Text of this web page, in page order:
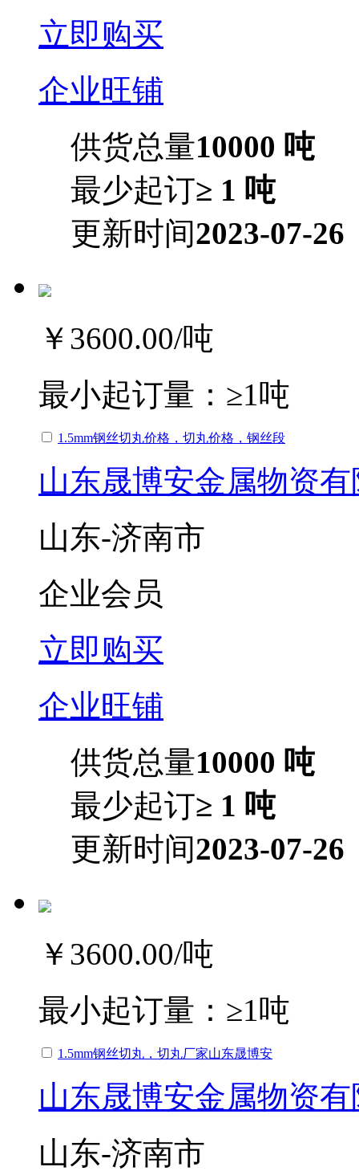
立即购买
企业旺铺
供货总量10000 吨
最少起订≥ 1 吨
更新时间2023-07-26
￥3600.00/吨
最小起订量： ≥1吨
1.5mm钢丝切丸价格，切丸价格，钢丝段
山东晟博安金属物资
山东-济南市
企业会员
立即购买
企业旺铺
供货总量10000 吨
最少起订≥ 1 吨
更新时间2023-07-26
￥3600.00/吨
最小起订量： ≥1吨
1.5mm钢丝切丸，切丸厂家山东晟博安
山东晟博安金属物资
山东-济南市